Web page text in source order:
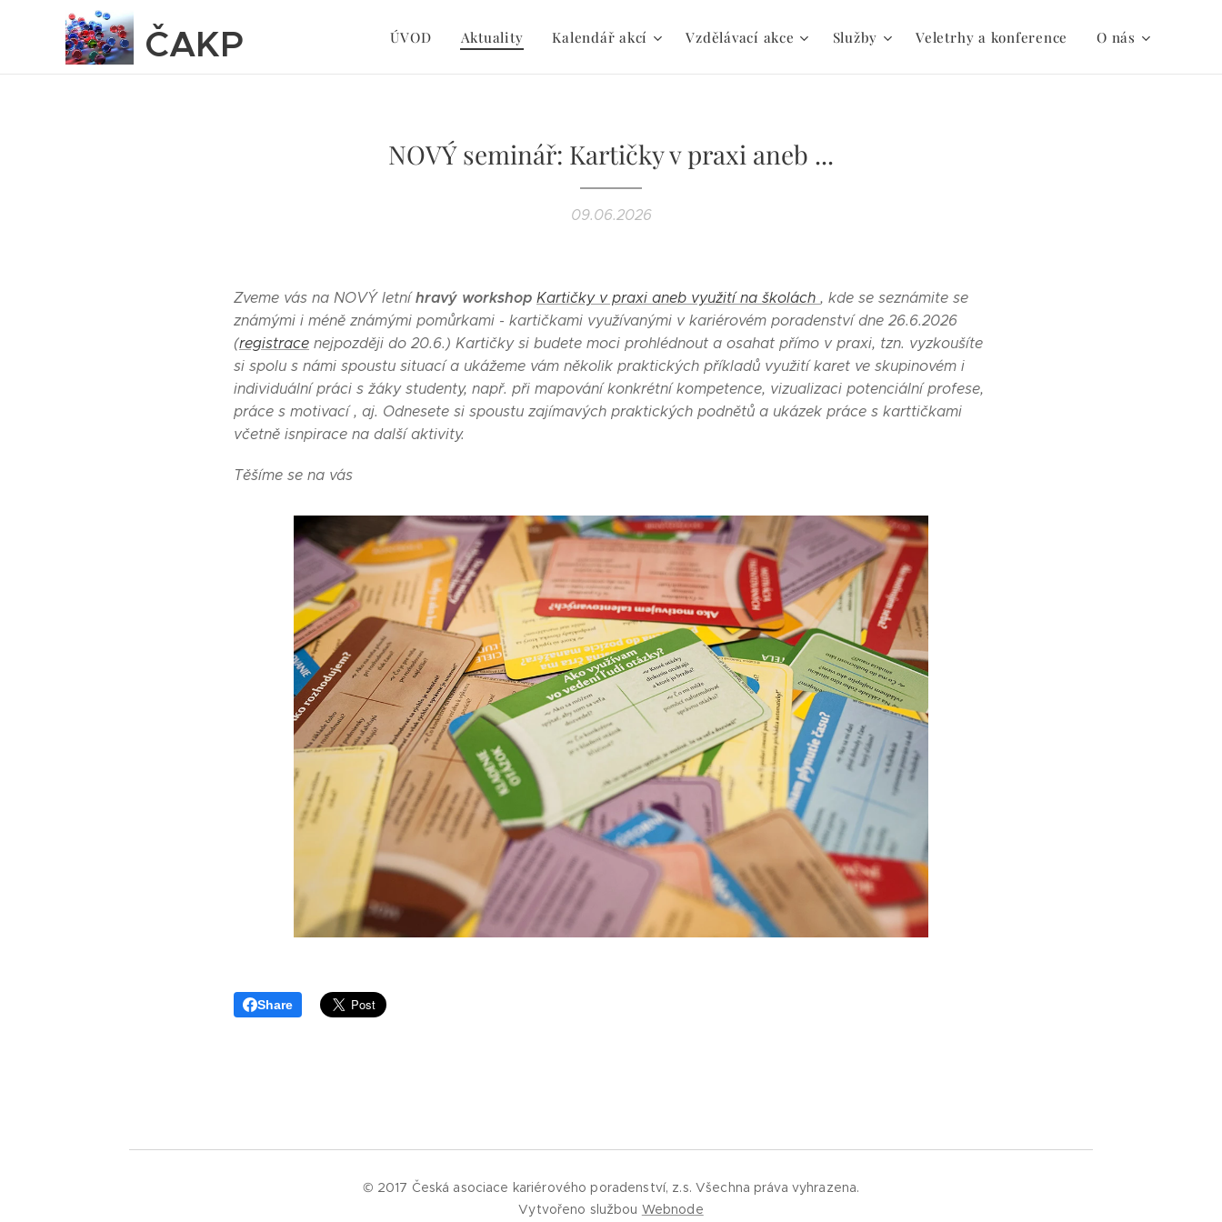
ČAKP ÚVOD Aktuality Kalendář akcí Vzdělávací akce Služby Veletrhy a konference O nás
NOVÝ seminář: Kartičky v praxi aneb ...
09.06.2026
Zveme vás na NOVÝ letníhravý workshop Kartičky v praxi aneb využití na školách , kde se seznámite se
známými i méně známými pomůrkami - kartičkami využívanými v kariérovém poradenství dne 26.6.2026
(registrace nejpozději do 20.6.) Kartičky si budete moci prohlédnout a osahat přímo v praxi, tzn. vyzkoušíte
si spolu s námi spoustu situací a ukážeme vám několik praktických příkladů využití karet ve skupinovém i
individuální práci s žáky studenty, např. při mapování konkrétní kompetence, vizualizaci potenciální profese,
práce s motivací , aj. Odnesete si spoustu zajímavých praktických podnětů a ukázek práce s karttičkami
včetně isnpirace na další aktivity.
Těšíme se na vás
Share
© 2017 Česká asociace kariérového poradenství, z.s. Všechna práva vyhrazena.
Vytvořeno službou Webnode